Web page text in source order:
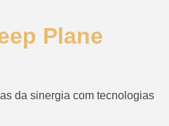
Plane
da sinergia com tecnologias